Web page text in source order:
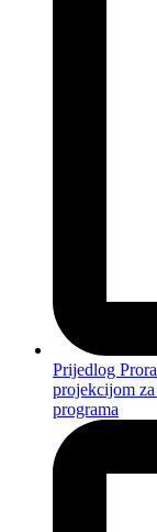
Prijedlog
projekcijom
programa